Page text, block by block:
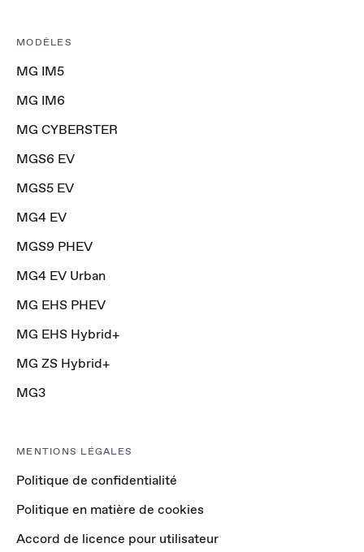
MODÈLES
MG IM5
MG IM6
MG CYBERSTER
MGS6 EV
MGS5 EV
MG4 EV
MGS9 PHEV
MG4 EV Urban
MG EHS PHEV
MG EHS Hybrid+
MG ZS Hybrid+
MG3
MENTIONS LÉGALES
Politique de confidentialité
Politique en matière de cookies
Accord de licence pour utilisateur